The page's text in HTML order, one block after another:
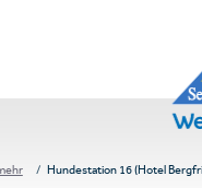
Hundestation 16 (Hotel